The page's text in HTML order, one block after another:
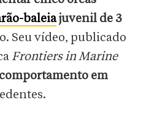
baleiajuvenil de 3
Seu vídeo, publicado
Frontiers in Marine
comportamento em